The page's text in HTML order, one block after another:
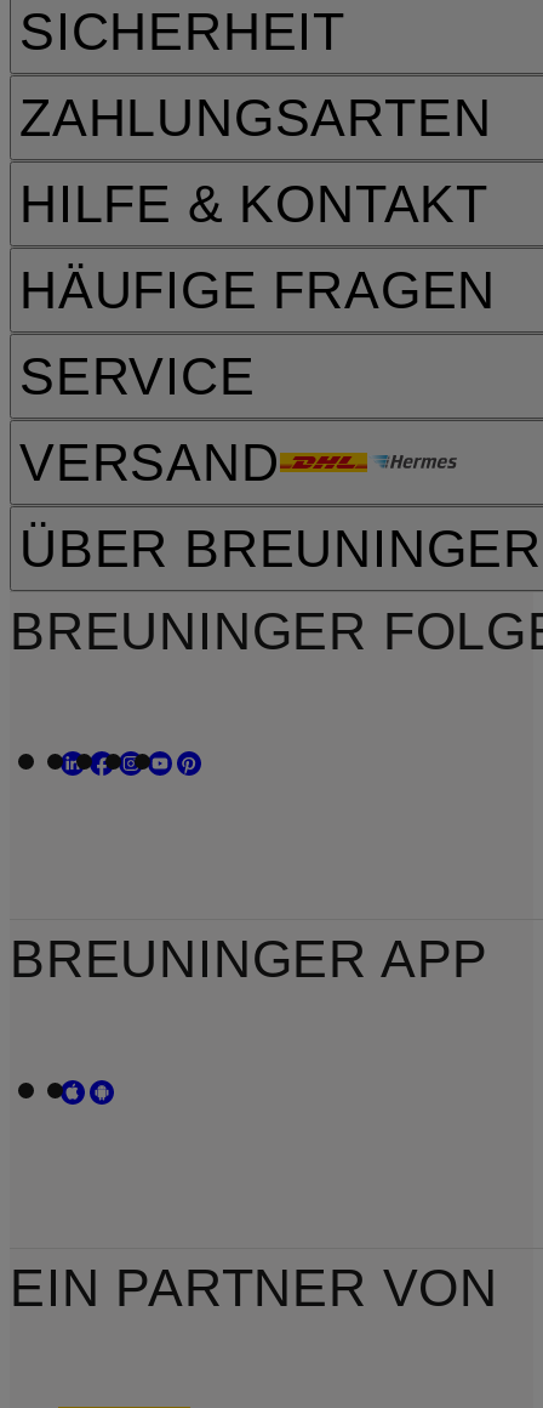
HILFE & KONTAKT
HÄUFIGE FRAGEN
SERVICE
VERSAND
SICHERHEIT
ZAHLUNGSARTEN
ÜBER BREUNINGER
EIN PARTNER VON
BREUNINGER
BREUNINGER APP